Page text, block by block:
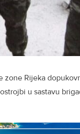
zone Rijeka
u sastavu